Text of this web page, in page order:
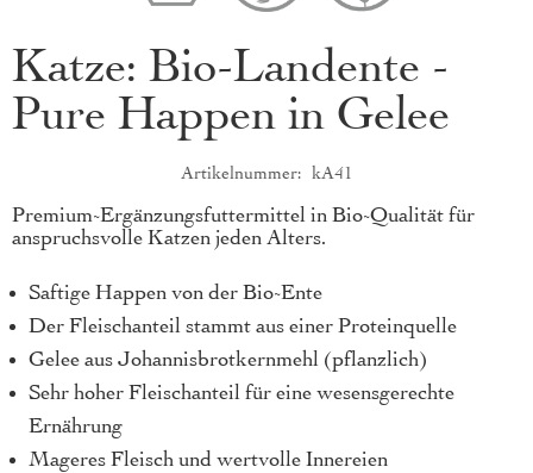
Katze: Bio-Landente -
Pure Happen in Gelee
Artikelnummer kA41
Produktkurzbeschreibung
Premium-Ergänzungsfuttermittel in Bio-Qualität für
anspruchsvolle Katzen jeden Alters.
Saftige Happen von der Bio-Ente
Der Fleischanteil stammt aus einer Proteinquelle
Gelee aus Johannisbrotkernmehl (pflanzlich)
Sehr hoher Fleischanteil für eine wesensgerechte
Ernährung
Mageres Fleisch und wertvolle Innereien